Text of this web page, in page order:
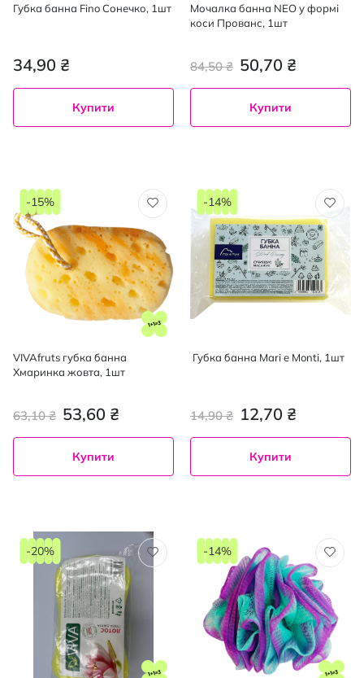
Губка банна Fino Сонечко, 1шт
34,90 ₴
Купити
Мочалка банна NEO у формі
коси Прованс, 1шт
50,70 ₴
84,50 ₴
Купити
VIVAfruts губка банна
Хмаринка жовта, 1шт
53,60 ₴
63,10 ₴
-15%
Купити
Губка банна Mari e Monti, 1шт
12,70 ₴
14,90 ₴
-14%
Купити
-20% -14%